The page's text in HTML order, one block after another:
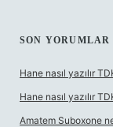
SON YORUMLAR
Hane nasıl yazılır
Hane nasıl yazılır
Amatem Suboxone